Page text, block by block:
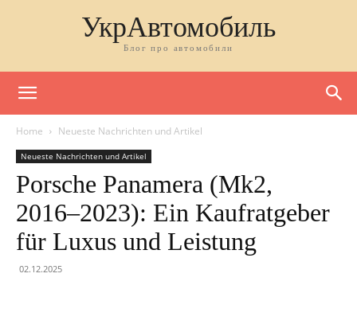
УкрАвтомобиль
Блог про автомобили
Home Neueste Nachrichten und Artikel
Neueste Nachrichten und Artikel
Porsche Panamera (Mk2,
2016–2023): Ein Kaufratgeber
für Luxus und Leistung
02.12.2025